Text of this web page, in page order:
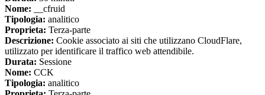
Nome: __cfruid
Tipologia: analitico
Proprieta: Terza-parte
Descrizione: Cookie associato ai siti che utilizzano CloudFlare,
utilizzato per identificare il traffico web attendibile.
Durata: Sessione
Nome: CCK
Tipologia: analitico